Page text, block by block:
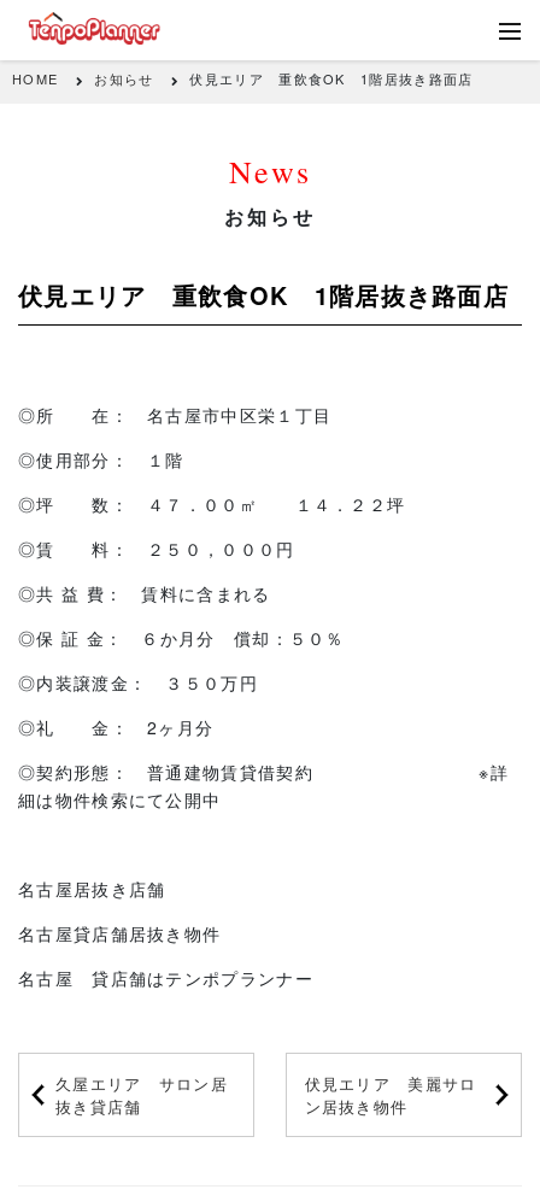
HOME お知らせ 伏見エリア 重飲食OK 1階居抜き路面店
News
お知らせ
伏見エリア 重飲食OK 1階居抜き路面店
◎所 在： 名古屋市中区栄１丁目
◎使用部分： １階
◎坪 数： ４７．００㎡ １４．２２坪
◎賃 料： ２５０，０００円
◎共 益 費： 賃料に含まれる
◎保 証 金： ６か月分 償却：５０％
◎内装譲渡金： ３５０万円
◎礼 金： 2ヶ月分
◎契約形態： 普通建物賃貸借契約 ※詳
細は物件検索にて公開中
名古屋居抜き店舗
名古屋貸店舗居抜き物件
名古屋 貸店舗はテンポプランナー
久屋エリア サロン居
抜き貸店舗
伏見エリア 美麗サロ
ン居抜き物件